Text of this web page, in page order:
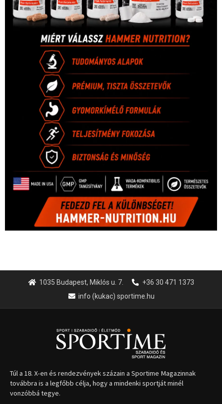
1035 Budapest, Miklós u. 7.
+36 30 471 1373
info (kukac) sportime.hu
Túl a 18. X-en és rendezvények százain a Sportime Magazinnak
továbbra is a legfőbb célja, hogy a mindenki sportját minél
vonzóbbá tegye.